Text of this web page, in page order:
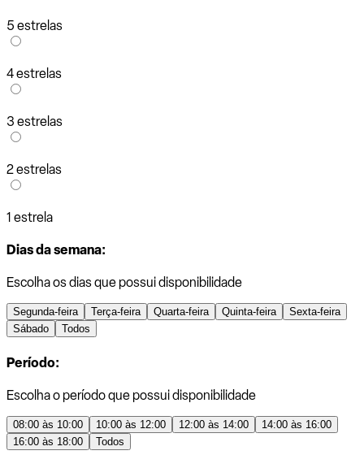
5 estrelas
4 estrelas
3 estrelas
2 estrelas
1 estrela
Dias da semana:
Escolha os dias que possui disponibilidade
Segunda-feira Terça-feira Quarta-feira Quinta-feira
Sexta-feira
Sábado
Todos
Período:
Escolha o período que possui disponibilidade
08:00 às 10:00 10:00 às 12:00 12:00 às 14:00
14:00 às 16:00
16:00 às 18:00
Todos